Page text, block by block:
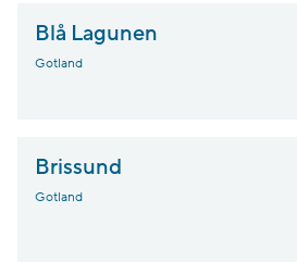
Blå Lagunen
Gotland
Brissund
Gotland